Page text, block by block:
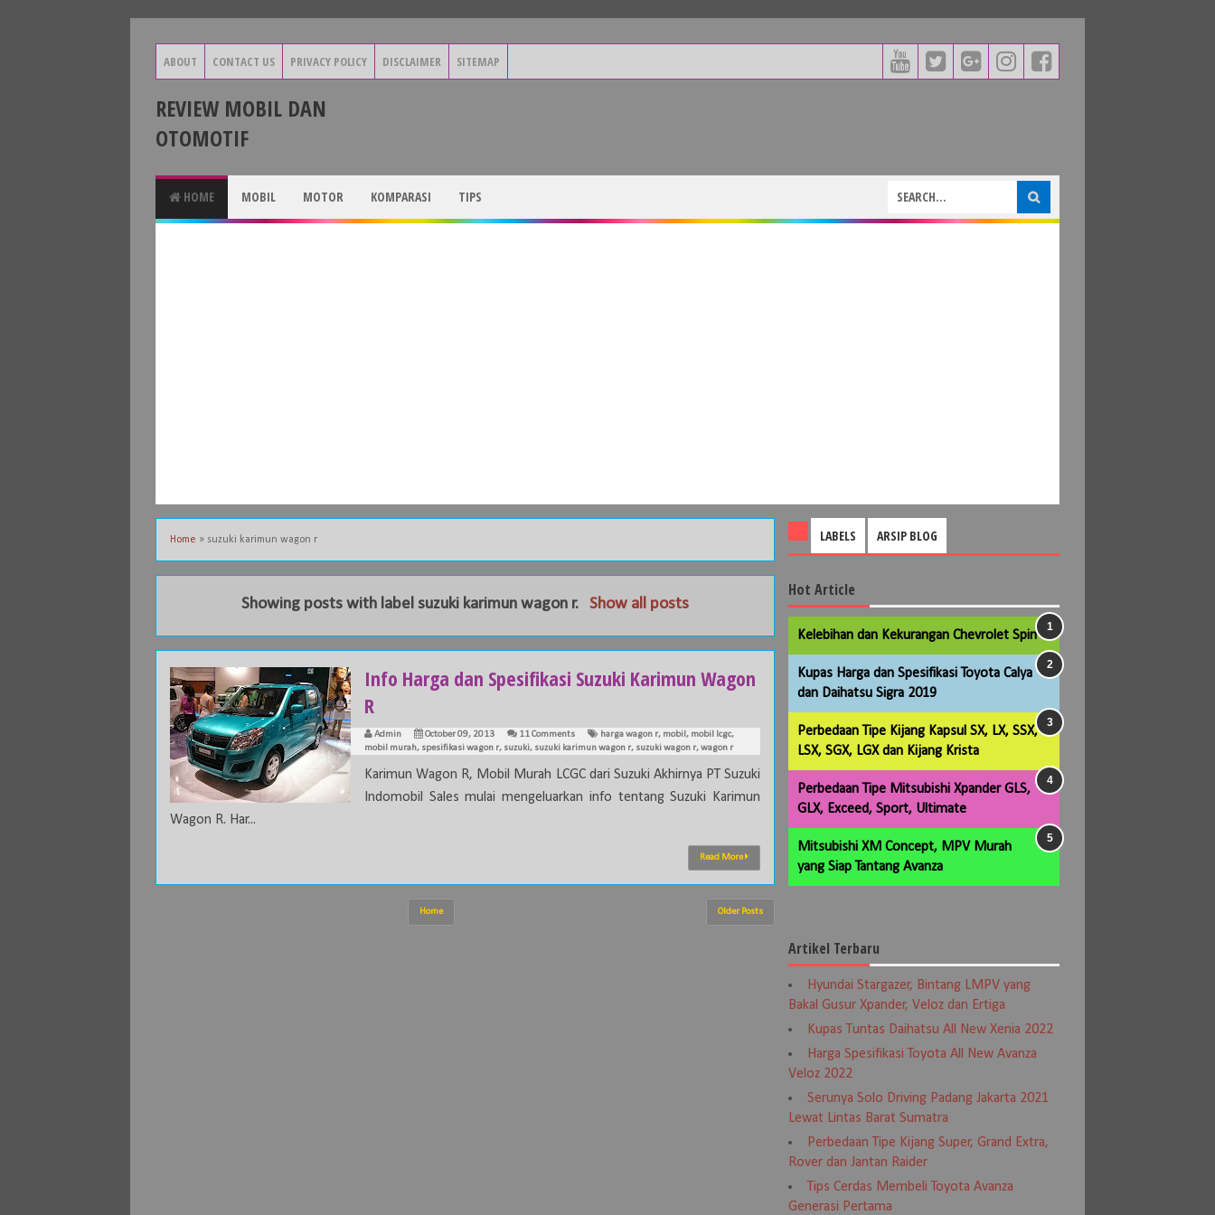
ABOUT CONTACT US PRIVACY POLICY DISCLAIMER SITEMAP
REVIEW MOBIL DAN
OTOMOTIF
HOME MOBIL MOTOR KOMPARASI TIPS
Home » suzuki karimun wagon r
Showing posts with label suzuki karimun wagon r. Show all posts
Info Harga dan Spesifikasi Suzuki Karimun Wagon
R
Admin October 09, 2013 11 Comments harga wagon r, mobil , mobil lcgc,
mobil murah, spesifikasi wagon r, suzuki, suzuki karimun wagon r, suzuki wagon r,wagon r
Karimun Wagon R, Mobil Murah LCGC dari Suzuki Akhirnya PT Suzuki
Indomobil Sales mulai mengeluarkan info tentang Suzuki Karimun
Wagon R. Har...
Read More
Older Posts
Home
LABELS ARSIP BLOG
Hot Article
Kelebihan dan Kekurangan Chevrolet Spin
Kupas Harga dan Spesifikasi Toyota Calya
dan Daihatsu Sigra 2019
Perbedaan Tipe Kijang Kapsul SX, LX, SSX,
LSX, SGX, LGX dan Kijang Krista
Perbedaan Tipe Mitsubishi Xpander GLS,
GLX, Exceed, Sport, Ultimate
Mitsubishi XM Concept, MPV Murah
yang Siap Tantang Avanza
Artikel Terbaru
Hyundai Stargazer, Bintang LMPV yang
Bakal Gusur Xpander, Veloz dan Ertiga
Kupas Tuntas Daihatsu All New Xenia 2022
Harga Spesifikasi Toyota All New Avanza
Veloz 2022
Serunya Solo Driving Padang Jakarta 2021
Lewat Lintas Barat Sumatra
Perbedaan Tipe Kijang Super, Grand Extra,
Rover dan Jantan Raider
Tips Cerdas Membeli Toyota Avanza
Generasi Pertama